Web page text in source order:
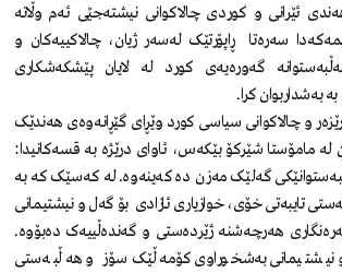
ئێرانی و کوردی چالاکوانی نیشتەجێی ئەم وڵاتە
سەرەتا ڕاپۆرتێک لەسەر ژیان، چالاکییەکان و
گەورەیەی کورد لە لایان پێشکەشکاری
بەشداربوان کرا.
و چالاکوانی سیاسی کورد وێڕای گێڕانەوەی هەندێک
لە مامۆستا شێرکۆ بێکەس، ئاوای درێژە بە قسەکانیدا:
گەلێک مەزن دەکەینەوە. لە کەسێک کە بە
تایبەتی خۆی، خوازیاری ئازادی بۆ گەل و نیشتیمانی
هەرچەشنە ژێردەستی و گەندەڵییەک دەبۆوە.
نیشتیمانی بەشخوراوی کۆمەڵێک سۆز و هەڵبەستی